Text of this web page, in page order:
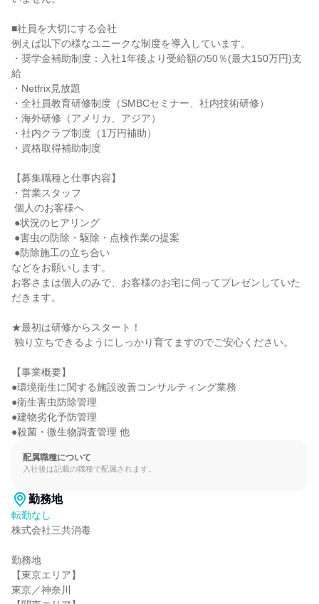
■社員を大切にする会社
例えば以下の様なユニークな制度を導入しています。
・奨学金補助制度：入社1年後より受給額の50％(最大150万円)支
給
・Netfrix見放題
・全社員教育研修制度（SMBCセミナー、社内技術研修）
・海外研修（アメリカ、アジア）
・社内クラブ制度（1万円補助）
・資格取得補助制度
【募集職種と仕事内容】
・営業スタッフ
などをお願いします。
お客さまは個人のみで、お客様のお宅に伺ってプレゼンしていた
だきます。
★最初は研修からスタート！
【事業概要】
●環境衛生に関する施設改善コンサルティング業務
●衛生害虫防除管理
●建物劣化予防管理
●殺菌・微生物調査管理 他
配属職種について
入社後は記載の職種で配属されます。
勤務地
転勤なし
株式会社三共消毒
勤務地
【東京エリア】
東京／神奈川